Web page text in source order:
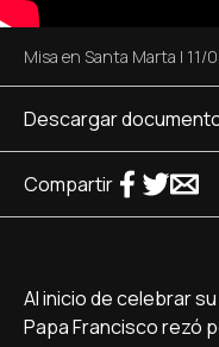
Misa en Santa Marta | 11/
Descargar
Compartir
Al inicio de celebrar
Papa Francisco rezó